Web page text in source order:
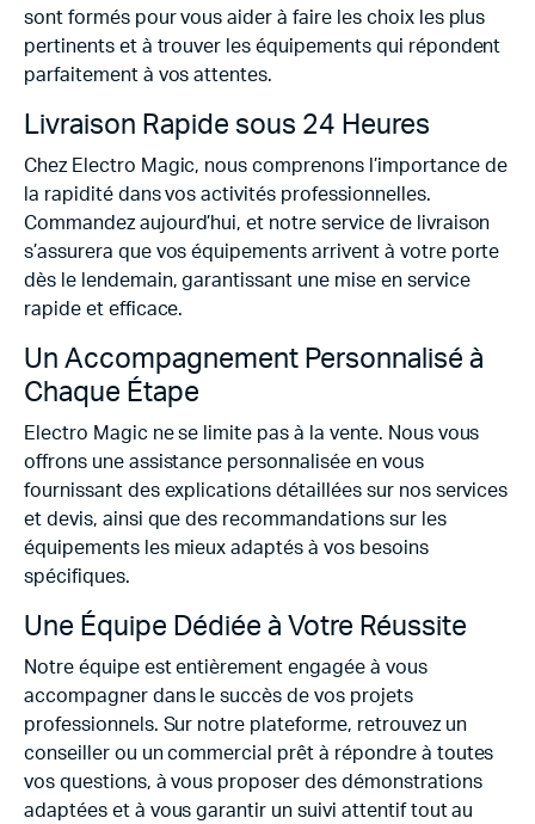
sont formés pour vous aider à faire les choix les plus
pertinents et à trouver les équipements qui répondent
parfaitement à vos attentes.
Livraison Rapide sous 24 Heures
Chez Electro Magic, nous comprenons l’importance de
la rapidité dans vos activités professionnelles.
Commandez aujourd’hui, et notre service de livraison
s’assurera que vos équipements arrivent à votre porte
dès le lendemain, garantissant une mise en service
rapide et efficace.
Un Accompagnement Personnalisé à
Chaque Étape
Electro Magic ne se limite pas à la vente. Nous vous
offrons une assistance personnalisée en vous
fournissant des explications détaillées sur nos services
et devis, ainsi que des recommandations sur les
équipements les mieux adaptés à vos besoins
spécifiques.
Une Équipe Dédiée à Votre Réussite
Notre équipe est entièrement engagée à vous
accompagner dans le succès de vos projets
professionnels. Sur notre plateforme, retrouvez un
conseiller ou un commercial prêt à répondre à toutes
vos questions, à vous proposer des démonstrations
adaptées et à vous garantir un suivi attentif tout au